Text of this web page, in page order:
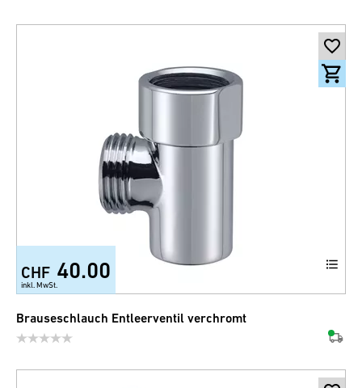
CHF 40.00
inkl. MwSt.
Brauseschlauch Entleerventil verchromt